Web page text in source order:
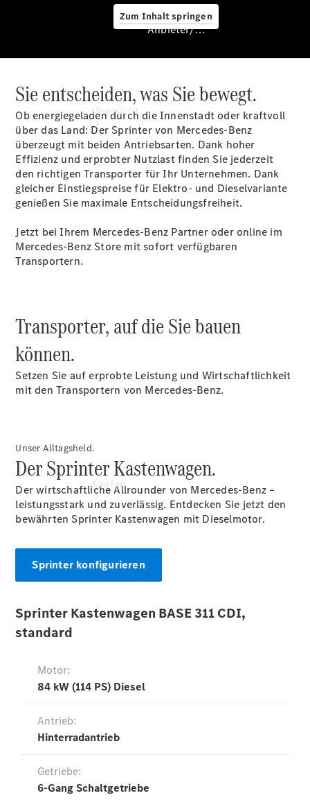
Zum Inhalt springen
Anbieter/Datenschutz
Übersicht
Kontakt
Beratung
vereinbaren
Konfigurator
Kaufen
Modellübersicht
Probefahrt
Gebrauchtwagensuche
Leasing &
Store
Anbieter/Datenschutz
Sie entscheiden, was Sie bewegt.
Ob energiegeladen durch die Innenstadt oder kraftvoll
über das Land: Der Sprinter von Mercedes-Benz
überzeugt mit beiden Antriebsarten. Dank hoher
Effizienz und erprobter Nutzlast finden Sie jederzeit
den richtigen Transporter für Ihr Unternehmen. Dank
gleicher Einstiegspreise für Elektro- und Dieselvariante
genießen Sie maximale Entscheidungsfreiheit.
Jetzt bei Ihrem Mercedes-Benz Partner oder online im
Mercedes-Benz Store mit sofort verfügbaren
Transportern.
Transporter, auf die Sie bauen
können.
Setzen Sie auf erprobte Leistung und Wirtschaftlichkeit
mit den Transportern von Mercedes-Benz.
Unser Alltagsheld.
Der Sprinter Kastenwagen.
Der wirtschaftliche Allrounder von Mercedes-Benz –
leistungsstark und zuverlässig. Entdecken Sie jetzt den
bewährten Sprinter Kastenwagen mit Dieselmotor.
Sprinter konfigurieren